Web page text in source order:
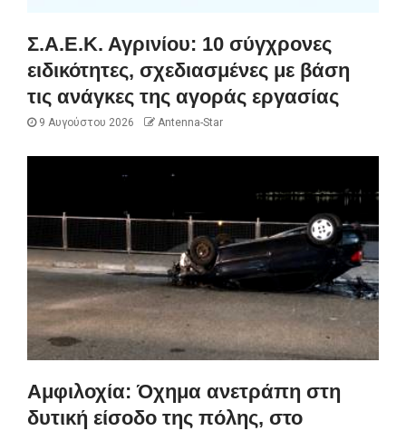
Σ.Α.Ε.Κ. Αγρινίου: 10 σύγχρονες
ειδικότητες, σχεδιασμένες με βάση
τις ανάγκες της αγοράς εργασίας
9 Αυγούστου 2026 Antenna-Star
Αμφιλοχία: Όχημα ανετράπη στη
δυτική είσοδο της πόλης, στο